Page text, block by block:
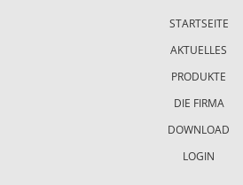
STARTSEITE
AKTUELLES
PRODUKTE
DIE FIRMA
DOWNLOAD
LOGIN